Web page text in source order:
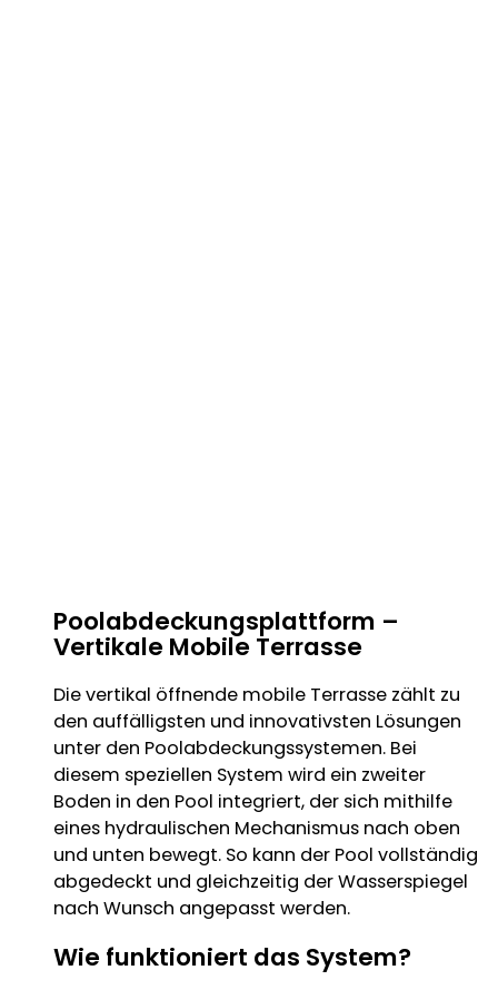
Poolabdeckungsplattform –
Vertikale Mobile Terrasse
Die vertikal öffnende mobile Terrasse zählt zu
den auffälligsten und innovativsten Lösungen
unter den Poolabdeckungssystemen. Bei
diesem speziellen System wird ein zweiter
Boden in den Pool integriert, der sich mithilfe
eines hydraulischen Mechanismus nach oben
und unten bewegt. So kann der Pool vollständig
abgedeckt und gleichzeitig der Wasserspiegel
nach Wunsch angepasst werden.
Wie funktioniert das System?